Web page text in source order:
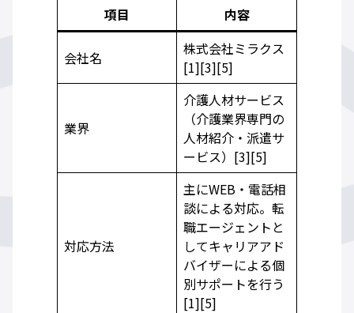
項目 内容
会社名
株式会社ミラクス
[1][3][5]
業界
介護人材サービス
（介護業界専門の
人材紹介・派遣サ
ービス）[3][5]
対応方法
主にWEB・電話相
談による対応。転
職エージェントと
してキャリアアド
バイザーによる個
別サポートを行う
[1][5]